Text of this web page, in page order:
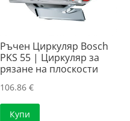
Ръчен Циркуляр Bosch
PKS 55 | Циркуляр за
рязанe нa плоскости
106.86€
Купи